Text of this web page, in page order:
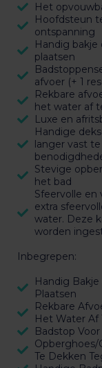
Het
Hoofdsteun
ontspanning
Handig
plaatsen
afvoer (+ 1
Rekbare
het water af
Luxe en
Handige
langer vast
Stevige
het bad
Sfeervolle en
extra
water. Deze
worden
Inbegrepen:
Handig
Plaatsen
Rekbare
Het Water Af
Badstop
Te Dekken